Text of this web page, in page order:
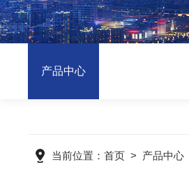
产品中心
当前位置：首页 > 产品中心